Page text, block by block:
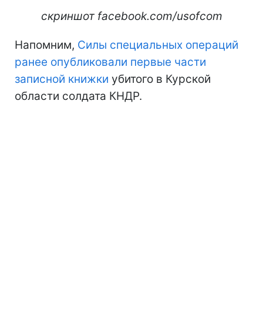
скриншот facebook.com/usofcom
Напомним, Силы специальных операций
ранее опубликовали первые части
записной книжки убитого в Курской
области солдата КНДР.